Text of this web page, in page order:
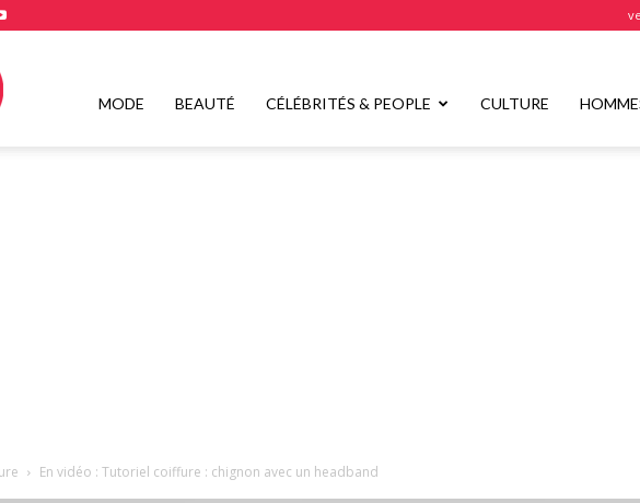
Flashmode
MODE BEAUTÉ CÉLÉBRITÉS & PEOPLE CULTURE
En vidéo : Tutoriel coiffure : chignon avec un headband